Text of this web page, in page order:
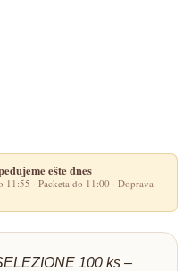
ešte dnes
· Packeta do 11:00 · Doprava
100 ks –